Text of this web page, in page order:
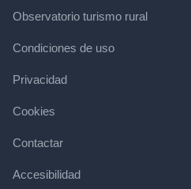
Observatorio turismo rural
Condiciones de uso
Privacidad
Cookies
Contactar
Accesibilidad